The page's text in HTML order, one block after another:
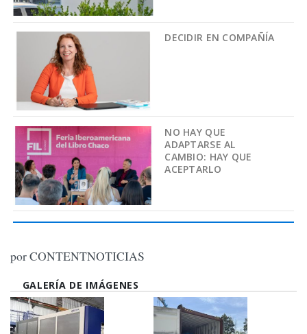
DECIDIR EN COMPAÑÍA
NO HAY QUE
ADAPTARSE AL
CAMBIO: HAY QUE
ACEPTARLO
por CONTENTNOTICIAS
GALERÍA DE IMÁGENES